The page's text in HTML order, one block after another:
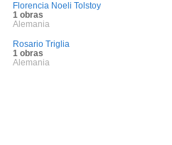
Florencia Noeli Tolstoy
1 obras
Alemania
Rosario Triglia
1 obras
Alemania